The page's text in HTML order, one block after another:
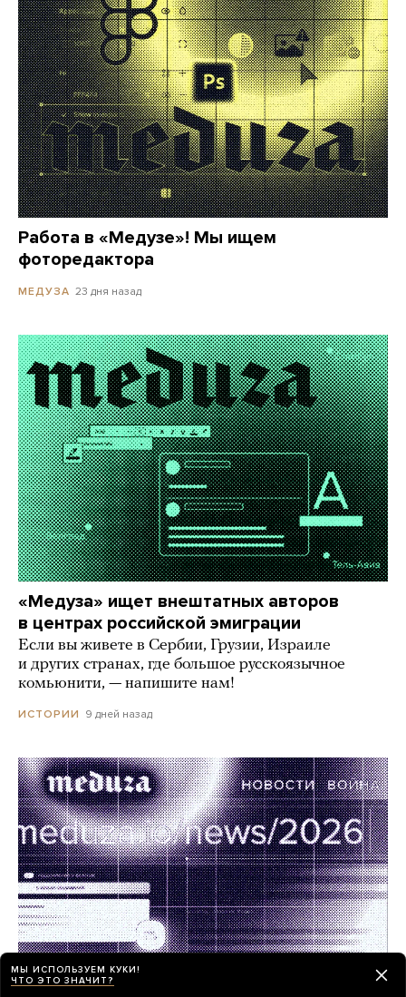
Работа в «Медузе»! Мы ищем
фоторедактора
МЕДУЗА 23 дня назад
«Медуза» ищет внештатных авторов
в центрах российской эмиграции
Если вы живете в Сербии, Грузии, Израиле
и других странах, где большое русскоязычное
комьюнити, — напишите нам!
ИСТОРИИ 9 дней назад
МЫ ИСПОЛЬЗУЕМ КУКИ!
ЧТО ЭТО ЗНАЧИТ?